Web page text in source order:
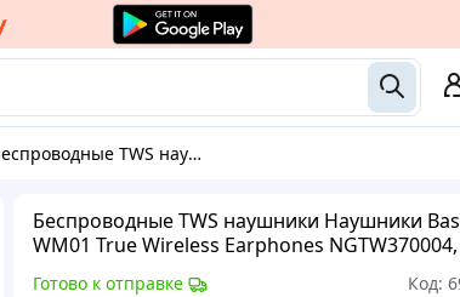
Беспроводные TWS наушники Наушники Baseus Bowie WM01 True Wireless Earphones NGTW370004, розовый
Беспроводные TWS наушники Наушники
WM01 True Wireless Earphones
Готово к отправке Код: